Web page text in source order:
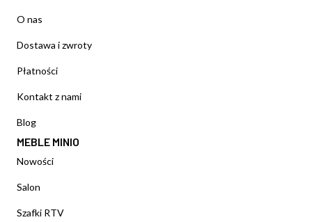
O nas
Dostawa i zwroty
Płatności
Kontakt z nami
Blog
MEBLE MINIO
Nowości
Salon
Szafki RTV